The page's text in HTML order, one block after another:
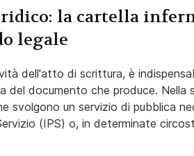
la cartella
legale
dell'atto di scrittura, è
del documento che produce. Nella
svolgono un servizio di pubblica
(IPS) o, in determinate